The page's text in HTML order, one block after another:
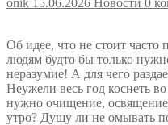
Об идее, что не стоит
людям будто бы только
неразумие! А для чего
Неужели весь год коснеть
нужно очищение, освящение
утро? Душу ли не омывать